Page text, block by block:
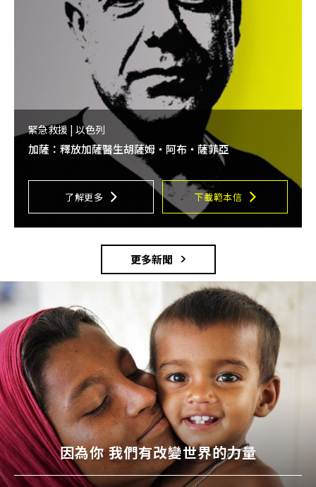
緊急救援 | 以色列
加薩：釋放加薩醫生胡薩姆・阿布・薩菲亞
了解更多 下載範本信
更多新聞
因為你 我們有改變世界的力量